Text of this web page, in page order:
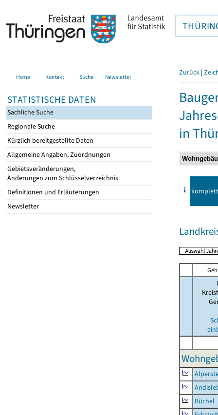
Home Kontakt Suche Newsletter
STATISTISCHE DATEN
Sachliche Suche
Regionale Suche
Kürzlich bereitgestellte Daten
Allgemeine Angaben, Zuordnungen
Gebietsveränderungen,
Änderungen zum Schlüsselverzeichnis
Definitionen und Erläuterungen
Newsletter
Zurück |
in
komplett
Büchel